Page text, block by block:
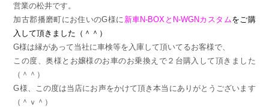
営業の松井です。
加古郡播磨町にお住いのG様に 新車N-BOXとN-WGNカスタムをご購
入して頂きました（＾＾）
G様は縁があって当社に車検等を入庫して頂いてるお客様で、
この度、奥様とお嬢様のお車のお乗換えで２台購入して頂きました
（＾＾）
G様、この度は当店にお声をかけて頂き本当にありがとうございます
（＾ｖ＾）